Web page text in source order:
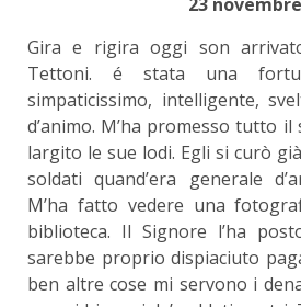
Gira e rigira oggi son
Tettoni. é stata una
simpaticissimo, intelligente,
d’animo. M’ha promesso tutto il
largito le sue lodi. Egli si curò
soldati quand’era generale
M’ha fatto vedere una
biblioteca. Il Signore l’ha
sarebbe proprio dispiaciuto
ben altre cose mi servono i